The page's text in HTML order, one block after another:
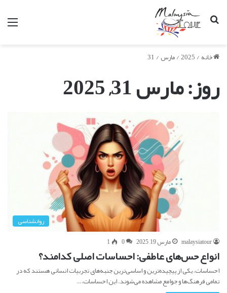
جستجو
خانه/
2025
/مارس/
31
روز:مارس 31, 2025
روانشناسی
malaysiatour
مارس 19, 2025 0
1
انواع حس‌های عاطفی: احساسات اصلی کدامند؟
احساسات، یکی از پیچیده‌ترین و اساسی‌ترین جنبه‌های تجربیات انسانی هستند که در
تمامی فرهنگ‌ها و جوامع مشاهده می‌شوند. این احساسات،…